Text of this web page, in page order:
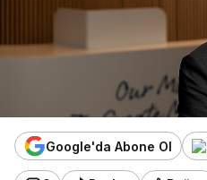
Google'da Abone Ol